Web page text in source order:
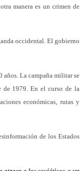
manera es un crimen de
occidental. El gobierno
años. La campaña militar se
de 1979. En el curso de la
económicas, rutas y
de los Estados